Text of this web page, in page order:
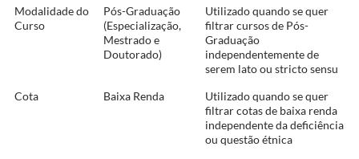
Modalidade do
Curso
Pós-Graduação
(Especialização,
Mestrado e
Doutorado)
Utilizado quando se quer
filtrar cursos de Pós-
Graduação
independentemente de
serem lato ou stricto sensu
Cota
Baixa Renda
Utilizado quando se quer
filtrar cotas de baixa renda
independente da deficiência
ou questão étnica